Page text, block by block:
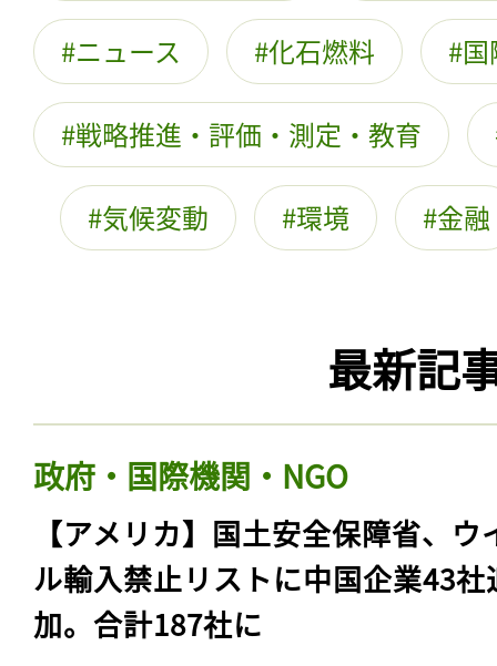
ニュース 化石燃料
戦略推進・評価・測定・教育
気候変動 環境 金融
最新記
政府・国際機関・NGO
【アメリカ】国土安全保障省、ウ
ル輸入禁止リストに中国企業43社
加。合計187社に